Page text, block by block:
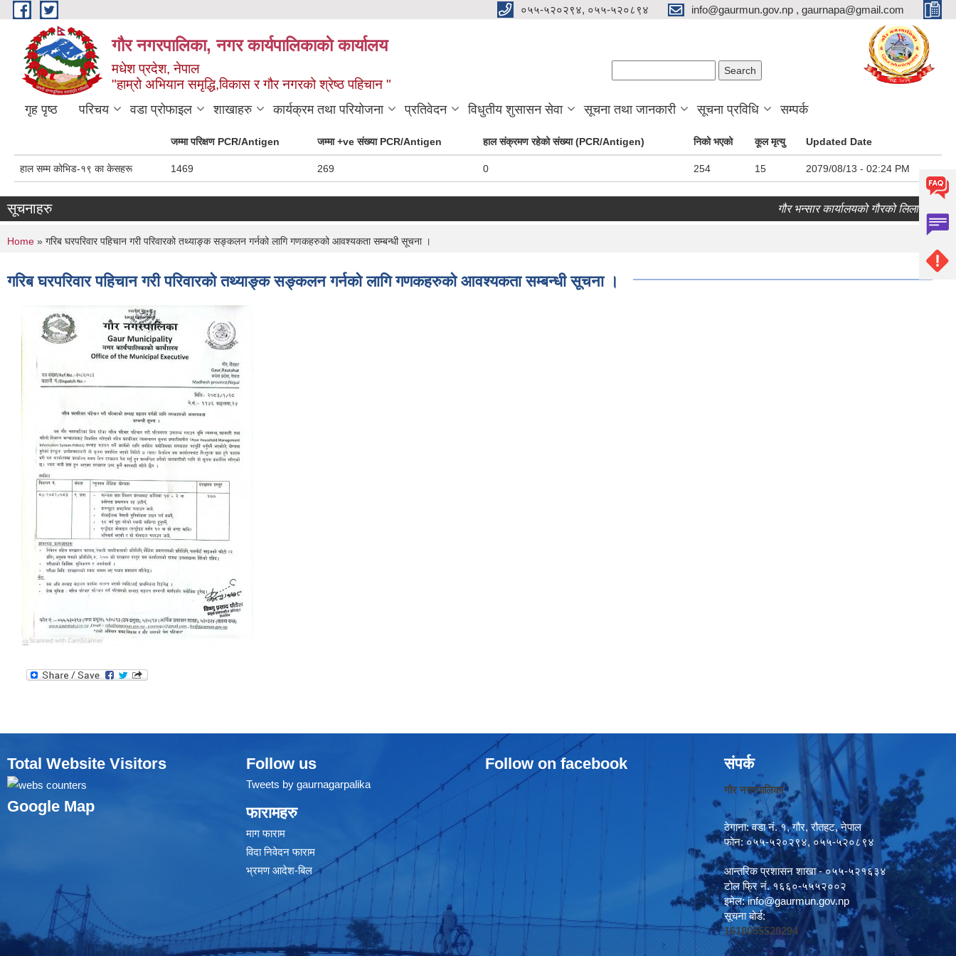
Skip to main content ०५५-५२०२९४, ०५५-५२०८९४ info@gaurmun.gov.np , gaurnapa@gmail.com
गौर नगरपालिका, नगर कार्यपालिकाकाे कार्यालय
मधेश प्रदेश, नेपाल
"हाम्रो अभियान समृद्धि,विकास र गौर नगरको श्रेष्ठ पहिचान "
गृह पृष्ठ परिचय वडा प्रोफाइल शाखाहरु कार्यक्रम तथा परियोजना प्रतिवेदन विधुतीय शुसासन सेवा सूचना तथा जानकारी सूचना प्रविधि सम्पर्क
जम्मा परिक्षण PCR/Antigen जम्मा +ve संख्या PCR/Antigen हाल संक्रमण रहेको संख्या (PCR/Antigen) निको भएको कूल मृत्यु Updated Date
हाल सम्म कोभिड-१९ का केसहरू 1469 269 0 254 15 2079/08/13 - 02:24 PM
सूचनाहरु गौर भन्सार कार्यालयको गौरको लिलाम बिक्री
You are here
Home » गरिब घरपरिवार पहिचान गरी परिवारको तथ्याङ्क सङ्कलन गर्नको लागि गणकहरुको आवश्यकता सम्बन्धी सूचना ।
गरिब घरपरिवार पहिचान गरी परिवारको तथ्याङ्क सङ्कलन गर्नको लागि गणकहरुको आवश्यकता सम्बन्धी सूचना ।
Total Website Visitors
Google Map
Follow us
Tweets by gaurnagarpalika
फारामहरु
माग फाराम
विदा निवेदन फाराम
भ्रमण आदेश-बिल
Follow on facebook संपर्क
गौर नगरपालिका
ठेगाना: वडा नं. १, गौर, रौतहट, नेपाल
फोन: ०५५-५२०२९४, ०५५-५२०८९४
आन्तरिक प्रशासन शाखा - ०५५-५२१६३४
टोल फ्रि नं. १६६०-५५५२००२
इमेल:info@gaurmun.gov.np
सूचना बोर्ड:
1618055520294